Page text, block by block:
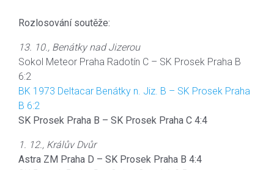
Rozlosování soutěže:
13. 10., Benátky nad Jizerou
Sokol Meteor Praha Radotín C – SK Prosek Praha B
6:2
BK 1973 Deltacar Benátky n. Jiz. B – SK Prosek Praha
B 6:2
SK Prosek Praha B – SK Prosek Praha C 4:4
1. 12., Králův Dvůr
Astra ZM Praha D – SK Prosek Praha B 4:4